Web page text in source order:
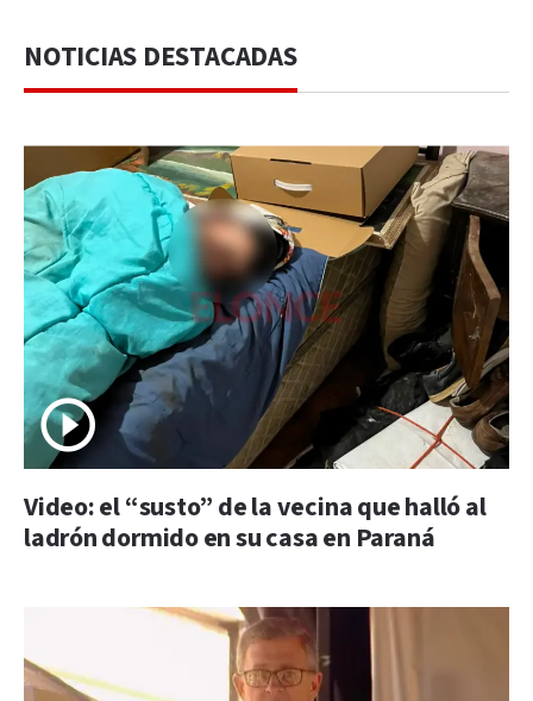
NOTICIAS DESTACADAS
Video: el “susto” de la vecina que halló al
ladrón dormido en su casa en Paraná